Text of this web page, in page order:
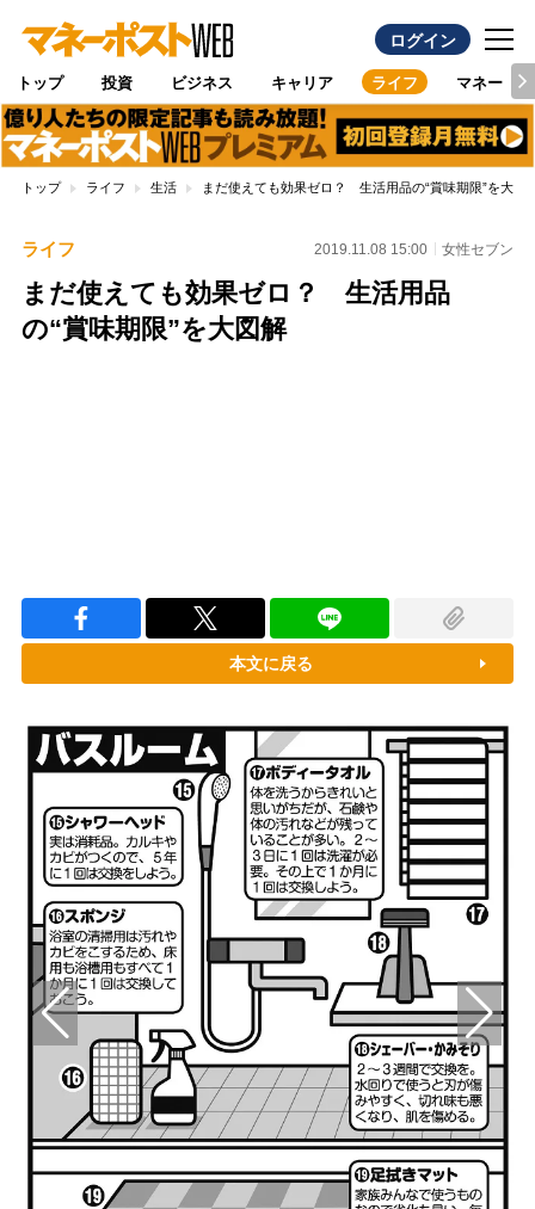
ログイン
トップ 投資 ビジネス キャリア ライフ マネー
トップ ライフ 生活 まだ使えても効果ゼロ？ 生活用品の“賞味期限”を大図
ライフ 2019.11.08 15:00 女性セブン
まだ使えても効果ゼロ？ 生活用品
の“賞味期限”を大図解
本文に戻る